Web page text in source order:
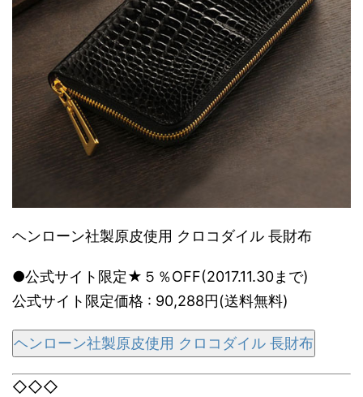
ヘンローン社製原皮使用 クロコダイル 長財布
●公式サイト限定★５％OFF(2017.11.30まで)
公式サイト限定価格 : 90,288円(送料無料)
ヘンローン社製原皮使用 クロコダイル 長財布
◇◇◇